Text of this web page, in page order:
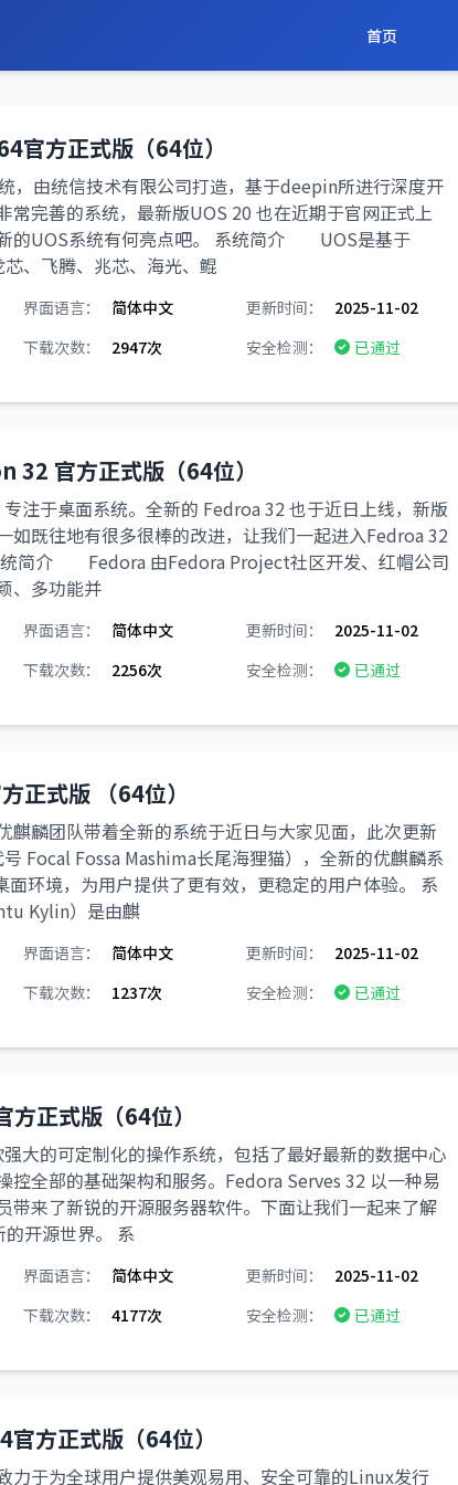
首页
官方正式版（64位）
，由统信技术有限公司打造，基于deepin所进行深度开
常完善的系统，最新版UOS 20 也在近期于官网正式上
的UOS系统有何亮点吧。 系统简介 UOS是基于
、飞腾、兆芯、海光、鲲
界面语言： 简体中文 更新时间：
2025-11-02
下载次数：
2947次 安全检测： 已通过
官方正式版（64位）
于桌面系统。全新的 Fedroa 32 也于近日上线，新版
如既往地有很多很棒的改进，让我们一起进入Fedroa 32
统简介 Fedora 由Fedora Project社区开发、红帽公司
、多功能并
界面语言： 简体中文 更新时间：
2025-11-02
下载次数：
2256次 安全检测： 已通过
正式版 （64位）
团队带着全新的系统于近日与大家见面，此次更新
Focal Fossa Mashima长尾海狸猫），全新的优麒麟系
环境，为用户提供了更有效，更稳定的用户体验。 系
Kylin）是由麒
界面语言： 简体中文 更新时间：
2025-11-02
下载次数：
1237次 安全检测： 已通过
正式版（64位）
的可定制化的操作系统，包括了最好最新的数据中心
控全部的基础架构和服务。Fedora Serves 32 以一种易
带来了新锐的开源服务器软件。下面让我们一起来了解
开源世界。 系
界面语言： 简体中文 更新时间：
2025-11-02
下载次数：
4177次 安全检测： 已通过
方正式版（64位）
为全球用户提供美观易用、安全可靠的Linux发行